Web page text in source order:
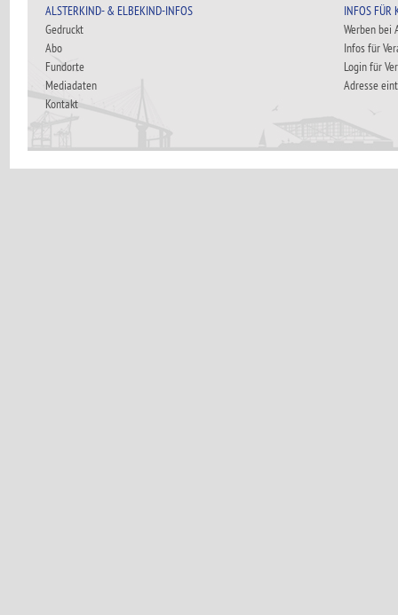
ALSTERKIND- & ELBEKIND-INFOS
Gedruckt
Abo
Fundorte
Mediadaten
Kontakt
INFOS FÜR
Werben bei
Infos für
Login für
Adresse